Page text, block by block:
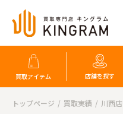
買取アイテム 店舗を探す
トップページ 買取実績 川西店